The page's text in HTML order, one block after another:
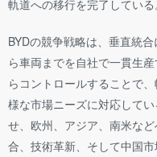
軌道への移行を完了している。
BYDの競争戦略は、垂直統
ら車両までを自社で一貫生
らコントロールすることで
様な市場ニーズに対応して
せ、欧州、アジア、南米な
合、技術革新、そして中国